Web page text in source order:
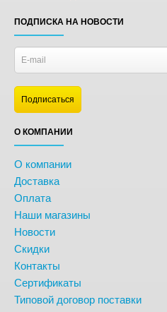
ПОДПИСКА НА НОВОСТИ
О КОМПАНИИ
О компании
Доставка
Оплата
Наши магазины
Новости
Скидки
Контакты
Сертификаты
Типовой договор поставки